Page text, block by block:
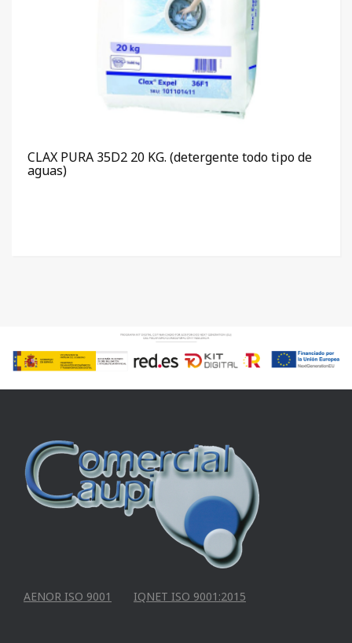
CLAX PURA 35D2 20 KG. (detergente todo tipo de
aguas)
AENOR ISO 9001 IQNET ISO 9001:2015